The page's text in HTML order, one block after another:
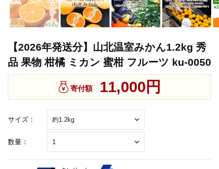
【2026年発送分】山北温室みかん1.2kg 秀
品 果物 柑橘 ミカン 蜜柑 フルーツ ku-0050
サイズ：
数量：
寄付額 11,000円